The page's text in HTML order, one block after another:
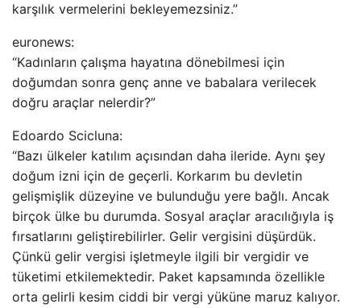
karşılık vermelerini bekleyemezsiniz.”
euronews:
“Kadınların çalışma hayatına dönebilmesi için
doğumdan sonra genç anne ve babalara verilecek
doğru araçlar nelerdir?”
Edoardo Scicluna:
“Bazı ülkeler katılım açısından daha ileride. Aynı şey
doğum izni için de geçerli. Korkarım bu devletin
gelişmişlik düzeyine ve bulunduğu yere bağlı. Ancak
birçok ülke bu durumda. Sosyal araçlar aracılığıyla iş
fırsatlarını geliştirebilirler. Gelir vergisini düşürdük.
Çünkü gelir vergisi işletmeyle ilgili bir vergidir ve
tüketimi etkilemektedir. Paket kapsamında özellikle
orta gelirli kesim ciddi bir vergi yüküne maruz kalıyor.